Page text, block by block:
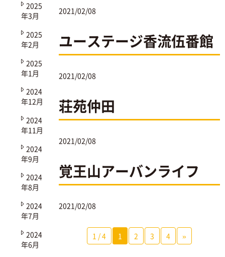
2021/02/08
ユーステージ香流伍番館
2021/02/08
荘苑仲田
2021/02/08
覚王山アーバンライフ
2021/02/08
1 / 4 1 2 3 4 »
2025
年3月
2025
年2月
2025
年1月
2024
年12月
2024
年11月
2024
年9月
2024
年8月
2024
年7月
2024
年6月